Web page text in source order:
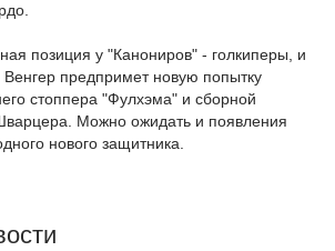
позиция у "Канониров" - голкиперы, и
предпримет новую попытку
стоппера "Фулхэма" и сборной
Можно ожидать и появления
нового защитника.